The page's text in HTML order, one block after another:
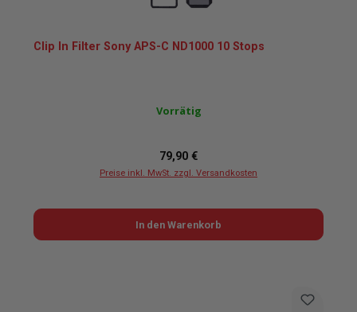
Clip In Filter Sony APS-C ND1000 10 Stops
Vorrätig
Regulärer Preis:
79,90 €
Preise inkl. MwSt. zzgl. Versandkosten
In den Warenkorb